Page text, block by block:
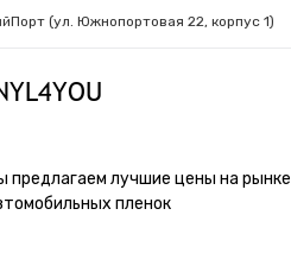
(ул. Южнопортовая 22, корпус 1)
предлагаем лучшие цены на рынке
пленок